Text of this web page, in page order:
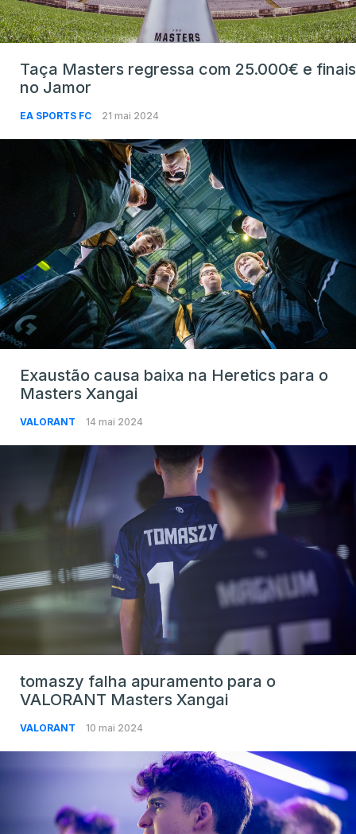
Taça Masters regressa com 25.000€ e finais
no Jamor
EA SPORTS FC 21 mai 2024
Exaustão causa baixa na Heretics para o
Masters Xangai
VALORANT 14 mai 2024
tomaszy falha apuramento para o
VALORANT Masters Xangai
VALORANT 10 mai 2024